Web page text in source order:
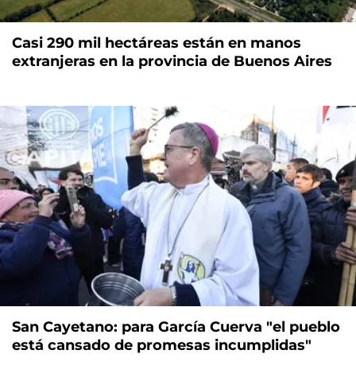
Casi 290 mil hectáreas están en manos
extranjeras en la provincia de Buenos Aires
San Cayetano: para García Cuerva "el pueblo
está cansado de promesas incumplidas"